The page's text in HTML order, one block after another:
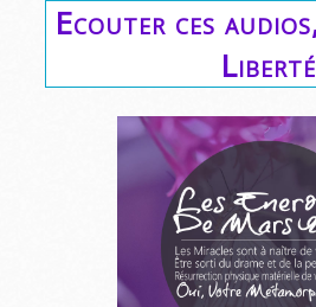
Ecouter ces
Liberté